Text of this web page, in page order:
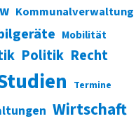
Kommunalverwaltung
Mobilität
Politik Recht
Termine
Wirtschaft